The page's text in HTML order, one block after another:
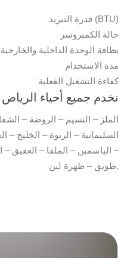
قدرة التبريد (BTU)
حالة الكمبروسر
نظافة الوحدة الداخلية والخارجية
مدة الاستخدام
كفاءة التشغيل الفعلية
نخدم جميع أحياء الرياض
الملز – النسيم – الروضة –
السليمانية – الربوة – الخليج
– الياسمين – الملقا – العقيق
طويق – ظهرة لبن.